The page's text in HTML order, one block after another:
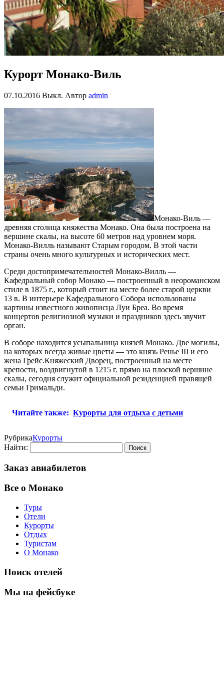
Курорт Монако-Виль
07.10.2016 Выкл. Автор admin
Монако-Виль —
древняя столица княжества Монако. Она была построена на
вершине скалы, на высоте 60 метров над уровнем моря.
Монако-Вилль называют Старым городом. В этой части
страны очень много культурных и исторических мест.
Среди достопримечательностей Монако-Вилль —
Кафедральный собор Монако — построенный в неороманском
стиле в 1875 г., который стоит на месте более старой церкви
13 в. В интерьере Кафедрального Собора использованы
картины известного живописца Луи Бреа. Во время
концертов религиозной музыки и праздников здесь звучит
орган.
В соборе находится усыпальница князей Монако. Две могилы,
на которых всегда живые цветы — это князь Ренье III и его
жена Грейс.Княжеский Дворец, построенный на месте
крепости, воздвигнутой в 1215 г. прямо на плоской вершине
скалы, сегодня служит официальной резиденцией правящей
семьи Гримальди.
Читайте также: Курорты для отдыха с детьми
РубрикаКурорты
Найти:
Заказ авиабилетов
Все о Монако
Туры
Отели
Курорты
Отдых
Туристам
О Монако
Поиск отелей
Мы на фейсбуке